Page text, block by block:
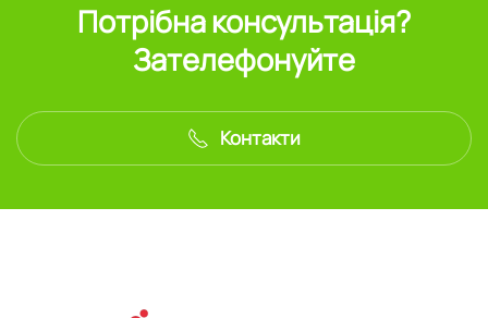
Потрібна консультація?
Зателефонуйте
Контакти